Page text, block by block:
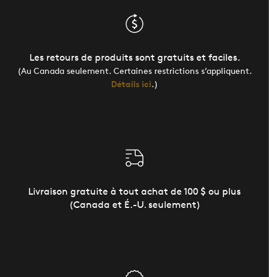
Les retours de produits sont gratuits et faciles.
(Au Canada seulement. Certaines restrictions s’appliquent.
Détails ici.)
Livraison gratuite à tout achat de 100 $ ou plus
(Canada et É.-U. seulement)